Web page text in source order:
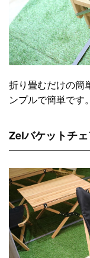
折り畳むだけの簡
ンプルで簡単です。
Zelバケットチ